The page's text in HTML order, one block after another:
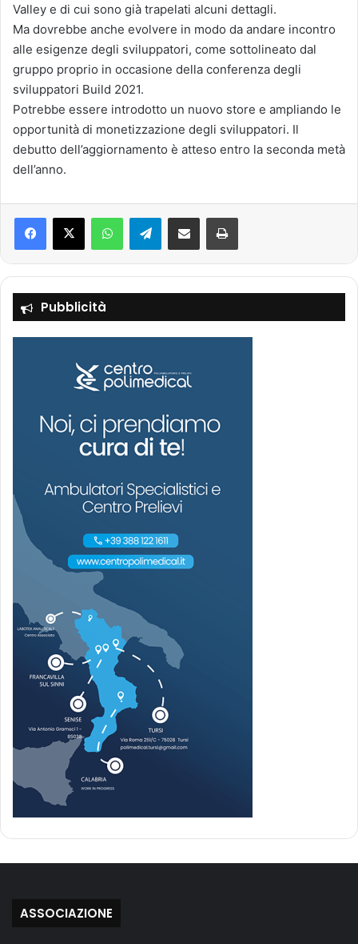
Valley e di cui sono già trapelati alcuni dettagli.
Ma dovrebbe anche evolvere in modo da andare incontro
alle esigenze degli sviluppatori, come sottolineato dal
gruppo proprio in occasione della conferenza degli
sviluppatori Build 2021.
Potrebbe essere introdotto un nuovo store e ampliando le
opportunità di monetizzazione degli sviluppatori. Il
debutto dell’aggiornamento è atteso entro la seconda metà
dell’anno.
Telegram
Pubblicità
ASSOCIAZIONE